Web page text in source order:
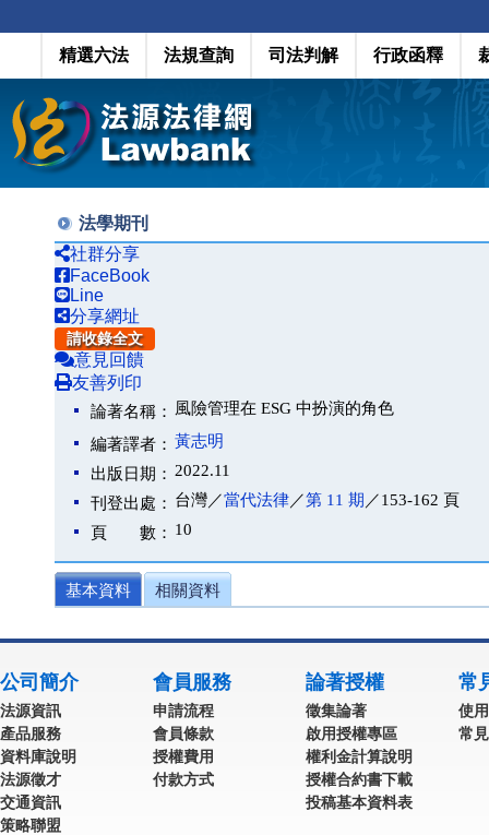
精選六法 法規查詢 司法判解 行政函釋
法學期刊
社群分享
FaceBook
Line
分享網址
請收錄全文
意見回饋
友善列印
論著名稱： 風險管理在 ESG 中扮演的角色
編著譯者： 黃志明
出版日期： 2022.11
刊登出處： 台灣／當代法律／第 11 期 ／153-162 頁
頁 數： 10
基本資料 相關資料
公司簡介
法源資訊
產品服務
資料庫說明
法源徵才
交通資訊
策略聯盟
會員服務
申請流程
會員條款
授權費用
付款方式
論著授權
徵集論著
啟用授權專區
權利金計算說明
授權合約書下載
投稿基本資料表
常
使
常